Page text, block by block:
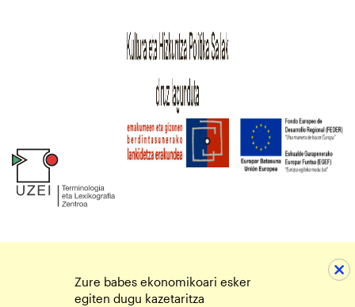
Zure babes ekonomikoari esker
egiten dugu kazetaritza